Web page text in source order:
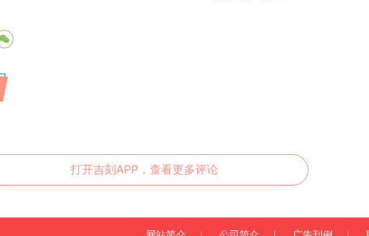
打开吉刻APP，查看更多评论